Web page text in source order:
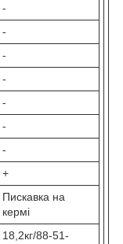
-
-
-
-
-
-
-
+
Пискавка на
кермі
18,2кг/88-51-